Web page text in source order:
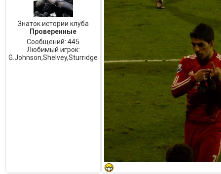
Знаток истории клуба
Проверенные
Сообщений:445
Любимый игрок:
G.Johnson,Shelvey,Sturridge